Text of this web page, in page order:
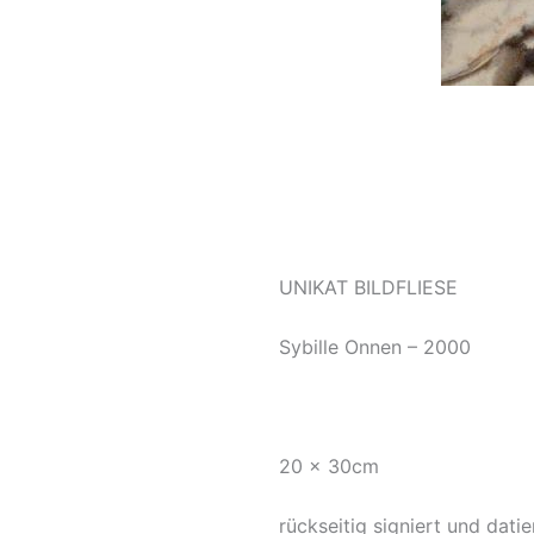
UNIKAT BILDFLIESE
Sybille Onnen – 2000
20 x 30cm
rückseitig signiert und